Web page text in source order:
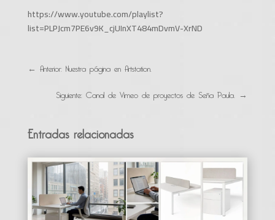
https://www.youtube.com/playlist?
list=PLPJcm7PE6v9K_cjUInXT484mDvmV-XrND
← Anterior: Nuestra página en Artstation.
Siguiente: Canal de Vimeo de proyectos de Seña Paula. →
Entradas relacionadas